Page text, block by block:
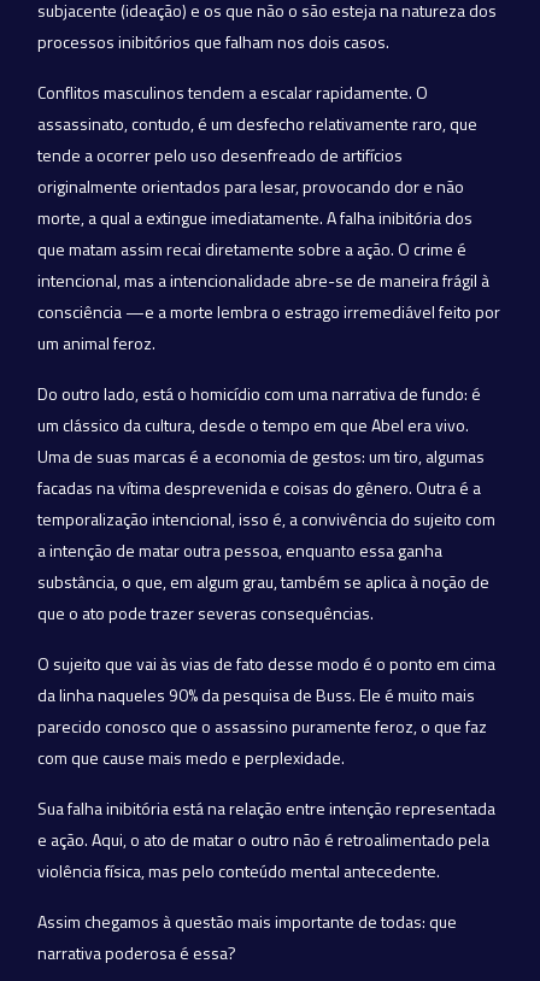
subjacente (ideação) e os que não o são esteja na natureza dos
processos inibitórios que falham nos dois casos.
Conflitos masculinos tendem a escalar rapidamente. O
assassinato, contudo, é um desfecho relativamente raro, que
tende a ocorrer pelo uso desenfreado de artifícios
originalmente orientados para lesar, provocando dor e não
morte, a qual a extingue imediatamente. A falha inibitória dos
que matam assim recai diretamente sobre a ação. O crime é
intencional, mas a intencionalidade abre-se de maneira frágil à
consciência —e a morte lembra o estrago irremediável feito por
um animal feroz.
Do outro lado, está o homicídio com uma narrativa de fundo: é
um clássico da cultura, desde o tempo em que Abel era vivo.
Uma de suas marcas é a economia de gestos: um tiro, algumas
facadas na vítima desprevenida e coisas do gênero. Outra é a
temporalização intencional, isso é, a convivência do sujeito com
a intenção de matar outra pessoa, enquanto essa ganha
substância, o que, em algum grau, também se aplica à noção de
que o ato pode trazer severas consequências.
O sujeito que vai às vias de fato desse modo é o ponto em cima
da linha naqueles 90% da pesquisa de Buss. Ele é muito mais
parecido conosco que o assassino puramente feroz, o que faz
com que cause mais medo e perplexidade.
Sua falha inibitória está na relação entre intenção representada
e ação. Aqui, o ato de matar o outro não é retroalimentado pela
violência física, mas pelo conteúdo mental antecedente.
Assim chegamos à questão mais importante de todas: que
narrativa poderosa é essa?